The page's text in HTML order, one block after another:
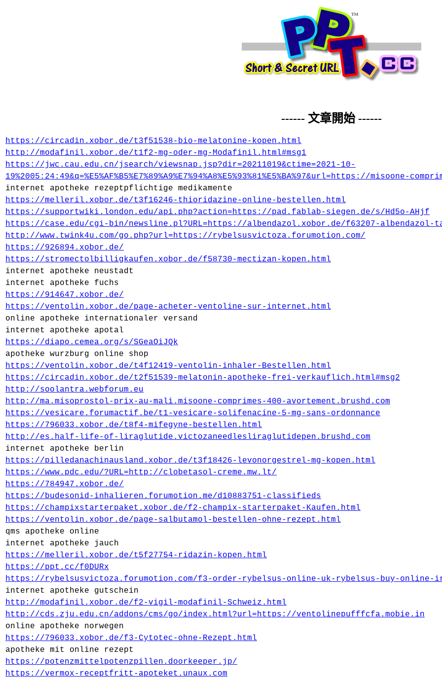
------ 文章開始 ------
https://circadin.xobor.de/t3f51538-bio-melatonine-kopen.html
http://modafinil.xobor.de/t1f2-mg-oder-mg-Modafinil.html#msg1
https://jwc.cau.edu.cn/jsearch/viewsnap.jsp?dir=20211019&ctime=2021-10-
19%2005:24:49&q=%E5%AF%B5%E7%89%A9%E7%94%A8%E5%93%81%E5%BA%97&url=https://misoone-
internet apotheke rezeptpflichtige medikamente
https://melleril.xobor.de/t3f16246-thioridazine-online-bestellen.html
https://supportwiki.london.edu/api.php?action=https://pad.fablab-siegen.de/s/Hd5o-AHjf
https://case.edu/cgi-bin/newsline.pl?URL=https://albendazol.xobor.de/f63207-albendazol-
http://www.twink4u.com/go.php?url=https://rybelsusvictoza.forumotion.com/
https://926894.xobor.de/
https://stromectolbilligkaufen.xobor.de/f58730-mectizan-kopen.html
internet apotheke neustadt
internet apotheke fuchs
https://914647.xobor.de/
https://ventolin.xobor.de/page-acheter-ventoline-sur-internet.html
online apotheke internationaler versand
internet apotheke apotal
https://diapo.cemea.org/s/SGeaOiJQk
apotheke wurzburg online shop
https://ventolin.xobor.de/t4f12419-ventolin-inhaler-Bestellen.html
https://circadin.xobor.de/t2f51539-melatonin-apotheke-frei-verkauflich.html#msg2
http://soolantra.webforum.eu
http://ma.misoprostol-prix-au-mali.misoone-comprimes-400-avortement.brushd.com
https://vesicare.forumactif.be/t1-vesicare-solifenacine-5-mg-sans-ordonnance
https://796033.xobor.de/t8f4-mifegyne-bestellen.html
http://es.half-life-of-liraglutide.victozaneedlesliraglutidepen.brushd.com
internet apotheke berlin
https://pilledanachinausland.xobor.de/t3f18426-levonorgestrel-mg-kopen.html
https://www.pdc.edu/?URL=http://clobetasol-creme.mw.lt/
https://784947.xobor.de/
https://budesonid-inhalieren.forumotion.me/d10883751-classifieds
https://champixstarterpaket.xobor.de/f2-champix-starterpaket-Kaufen.html
https://ventolin.xobor.de/page-salbutamol-bestellen-ohne-rezept.html
qms apotheke online
internet apotheke jauch
https://melleril.xobor.de/t5f27754-ridazin-kopen.html
https://ppt.cc/f0DURx
https://rybelsusvictoza.forumotion.com/f3-order-rybelsus-online-uk-rybelsus-buy-online-
internet apotheke gutschein
http://modafinil.xobor.de/f2-vigil-modafinil-Schweiz.html
http://cds.zju.edu.cn/addons/cms/go/index.html?url=https://ventolinepufffcfa.mobie.in
online apotheke norwegen
https://796033.xobor.de/f3-Cytotec-ohne-Rezept.html
apotheke mit online rezept
https://potenzmittelpotenzpillen.doorkeeper.jp/
https://vermox-receptfritt-apoteket.unaux.com